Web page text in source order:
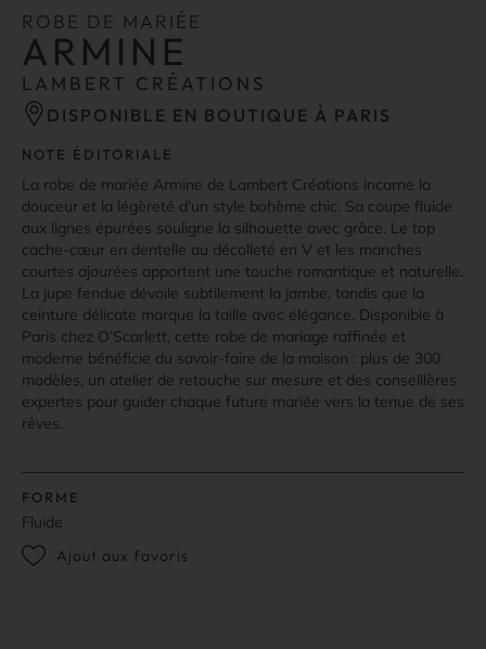
ROBE DE MARIÉE
ARMINE
LAMBERT CRÉATIONS
DISPONIBLE EN BOUTIQUE À PARIS
NOTE ÉDITORIALE
La robe de mariée Armine de Lambert Créations incarne la
douceur et la légèreté d’un style bohème chic. Sa coupe fluide
aux lignes épurées souligne la silhouette avec grâce. Le top
cache-cœur en dentelle au décolleté en V et les manches
courtes ajourées apportent une touche romantique et naturelle.
La jupe fendue dévoile subtilement la jambe, tandis que la
ceinture délicate marque la taille avec élégance. Disponible à
Paris chez O’Scarlett, cette robe de mariage raffinée et
moderne bénéficie du savoir-faire de la maison : plus de 300
modèles, un atelier de retouche sur mesure et des conseillères
expertes pour guider chaque future mariée vers la tenue de ses
rêves.
FORME
Fluide
Ajout aux favoris